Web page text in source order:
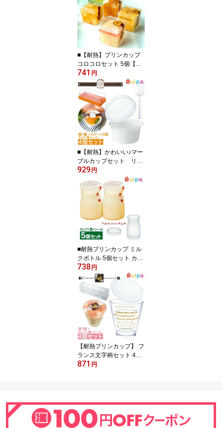
■【耐熱】プリンカップ
コロコロセット 5個【日
本製】【プリンカップ
デザートカップ プラスチ
ックカップ 耐熱容器】
【バレンタイン 手作りプ
リン】※容器のセットで
す 中身のお菓子は含みま
せん
741 円
■【耐熱】かわいい♪マー
ブルカップセット リピ
ーター多数のカップをセ
ットに！ 容器と蓋とシ
ールとスプーンと箱セッ
ト 4個セット【デザー
トカップ プラスチック容
器 日本製】【※容器の
セットです 中身のお菓子
は含みません】
929 円
■耐熱プリンカップ ミル
クボトル 5個セット カッ
プ・蓋・シール付※容器
のセットです。中身のお
菓子は含みません
738 円
【耐熱プリンカップ】 フ
ランス文字柄セット 4個
【箱1個＋文字柄プリン
セットです。中身のお菓
子は含みません
871 円